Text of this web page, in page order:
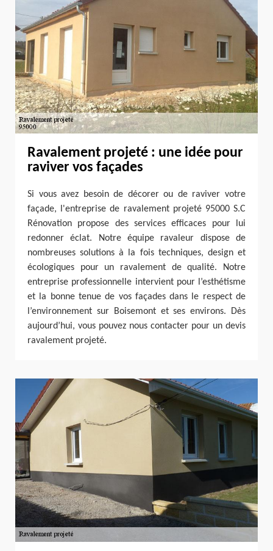
Ravalement projeté : une idée pour
raviver vos façades
Si vous avez besoin de décorer ou de raviver votre
façade, l'entreprise de ravalement projeté 95000 S.C
Rénovation propose des services efficaces pour lui
redonner éclat. Notre équipe ravaleur dispose de
nombreuses solutions à la fois techniques, design et
écologiques pour un ravalement de qualité. Notre
entreprise professionnelle intervient pour l’esthétisme
et la bonne tenue de vos façades dans le respect de
l’environnement sur Boisemont et ses environs. Dès
aujourd’hui, vous pouvez nous contacter pour un devis
ravalement projeté.